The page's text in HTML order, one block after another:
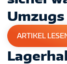
Umzugs
ARTIKEL